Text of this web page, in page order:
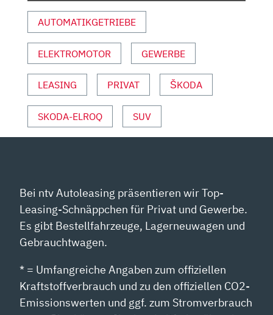
YOUTUBE
ANZEIGEN
AUTOMATIKGETRIEBE
ELEKTROMOTOR GEWERBE
LEASING PRIVAT ŠKODA
SKODA-ELROQ SUV
Bei ntv Autoleasing präsentieren wir Top-
Leasing-Schnäppchen für Privat und Gewerbe.
Es gibt Bestellfahrzeuge, Lagerneuwagen und
Gebrauchtwagen.
* = Umfangreiche Angaben zum offiziellen
Kraftstoffverbrauch und zu den offiziellen CO2-
Emissionswerten und ggf. zum Stromverbrauch